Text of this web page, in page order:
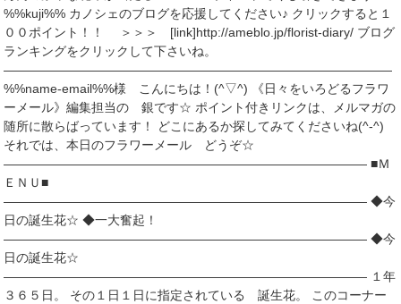
%%kuji%% カノシェのブログを応援してください♪ クリックすると１
００ポイント！！ ＞＞＞ [link]http://ameblo.jp/florist-diary/ ブログ
ランキングをクリックして下さいね。
―――――――――――――――――――――――――――――――
%%name-email%%様 こんにちは！(^▽^) 《日々をいろどるフラワ
ーメール》編集担当の 銀です☆ ポイント付きリンクは、メルマガの
随所に散らばっています！ どこにあるか探してみてくださいね(^-^)
それでは、本日のフラワーメール どうぞ☆
――――――――――――――――――――――――――――― ■Ｍ
ＥＮＵ■
――――――――――――――――――――――――――――― ◆今
日の誕生花☆ ◆一大奮起！
――――――――――――――――――――――――――――― ◆今
日の誕生花☆
――――――――――――――――――――――――――――― １年
３６５日。 その１日１日に指定されている 誕生花。 このコーナー